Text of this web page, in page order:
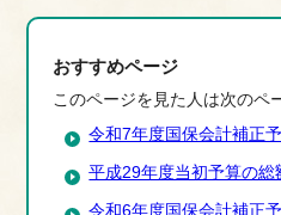
おすすめページ
このページを見た人は次のペ
令和7年度国保会計補正
平成29年度当初予算の
令和6年度国保会計補正